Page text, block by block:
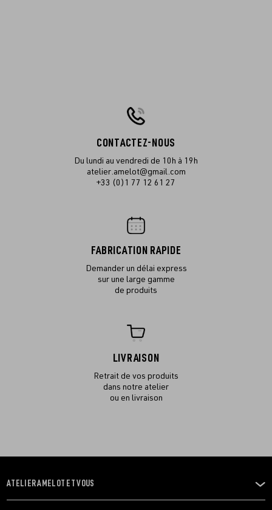
CONTACTEZ-NOUS
Du lundi au vendredi de 10h à 19h
atelier.amelot@gmail.com
+33 (0)1 77 12 61 27
FABRICATION RAPIDE
Demander un délai express
sur une large gamme
de produits
LIVRAISON
Retrait de vos produits
dans notre atelier
ou en livraison
OUVRIR
LE
ATELIER AMELOT ET VOUS